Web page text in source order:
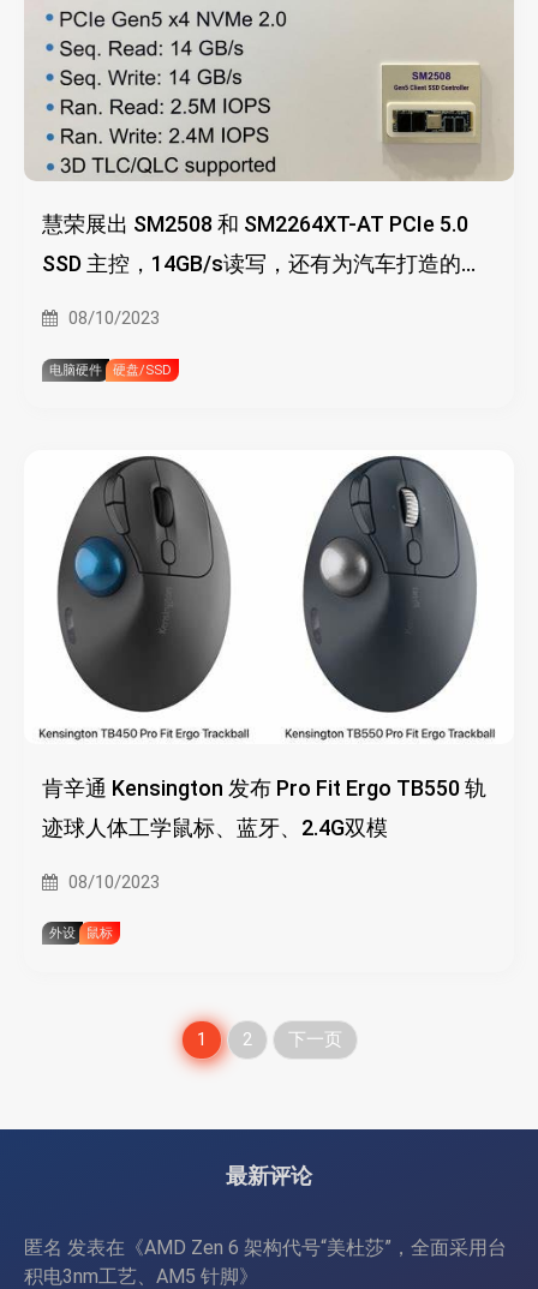
慧荣展出 SM2508 和 SM2264XT-AT PCIe 5.0
SSD 主控，14GB/s读写，还有为汽车打造的主
控
08/10/2023
电脑硬件 硬盘/SSD
肯辛通 Kensington 发布 Pro Fit Ergo TB550 轨
迹球人体工学鼠标、蓝牙、2.4G双模
08/10/2023
外设 鼠标
文
分
1 2 下一页
最新评论
匿名 发表在《AMD Zen 6 架构代号“美杜莎”，全面采用台
积电3nm工艺、AM5 针脚》